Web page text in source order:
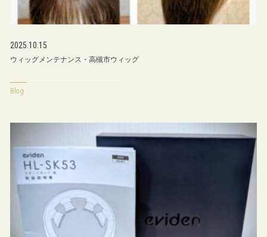
2025.10.15
ウィッグメンテナンス・高槻市ウィッグ
Blog